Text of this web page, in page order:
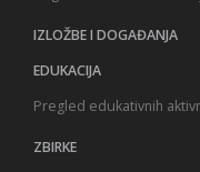
IZLOŽBE I DOGAĐANJA
EDUKACIJA
Pregled edukativnih
ZBIRKE